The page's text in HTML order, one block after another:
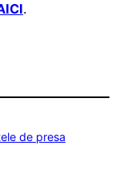
.
de presa